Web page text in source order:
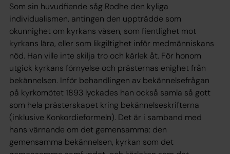
Som sin huvudfiende såg Rodhe den kyliga
individualismen, antingen den uppträdde som
okunnighet om kyrkans väsen, som fientlighet mot
kyrkans lära, eller som likgiltighet inför medmänniskans
nöd. Han ville inte skilja tro och kärlek åt. För honom
utgick kyrkans förnyelse och prästernas enighet från
bekännelsen. Inför behandlingen av bekännelsefrågan
på kyrkomötet 1893 lyckades han också samla så gott
som hela prästerskapet kring bekännelseskrifterna
(inklusive Konkordieformeln). Det är i samband med
hans värnande om det gemensamma: den
gemensamma bekännelsen, kyrkan som det